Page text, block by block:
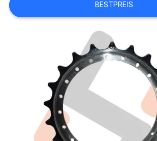
PRIVACY
BESTPREIS